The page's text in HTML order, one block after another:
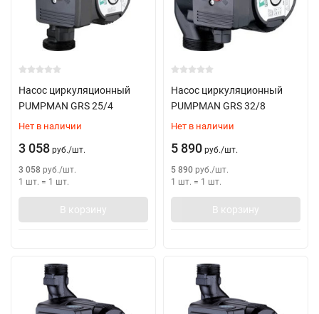
Насос циркуляционный
PUMPMAN GRS 25/4
Нет в наличии
3 058 руб./шт.
3 058 руб./шт.
1 шт. = 1 шт.
В корзину
Насос циркуляционный
PUMPMAN GRS 32/8
Нет в наличии
5 890 руб./шт.
5 890 руб./шт.
1 шт. = 1 шт.
В корзину